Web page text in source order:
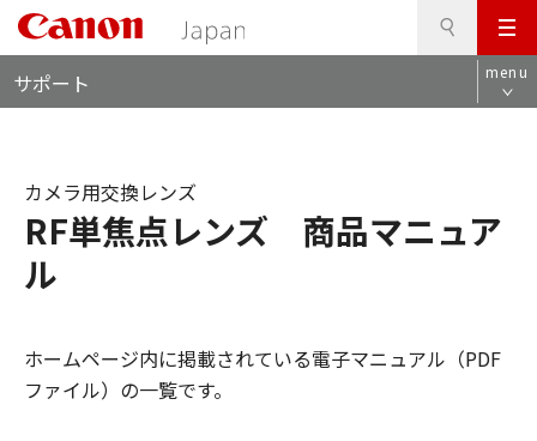
メ
ニ
ュ
サポート menu
RF単焦点レンズ 商品マニュア
ル
カメラ用交換レンズ
ホームページ内に掲載されている電子マニュアル（PDF
ファイル）の一覧です。